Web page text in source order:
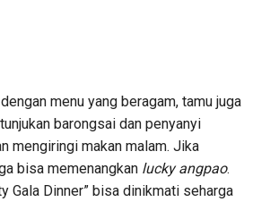
menu yang beragam, tamu juga
barongsai dan penyanyi
mengiringi makan malam. Jika
bisa memenangkan lucky angpao.
Gala Dinner” bisa dinikmati seharga